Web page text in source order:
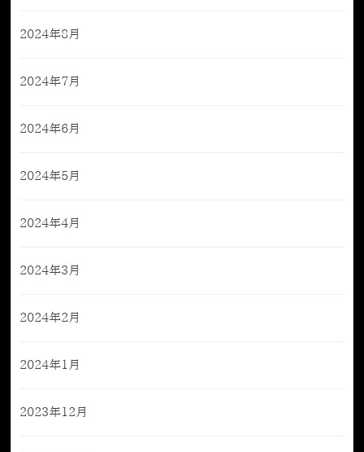
2024年8月
2024年7月
2024年6月
2024年5月
2024年4月
2024年3月
2024年2月
2024年1月
2023年12月